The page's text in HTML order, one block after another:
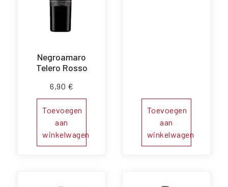
Negroamaro
Telero Rosso
6,90 €
Toevoegen
aan
winkelwagen
Toevoegen
aan
winkelwagen